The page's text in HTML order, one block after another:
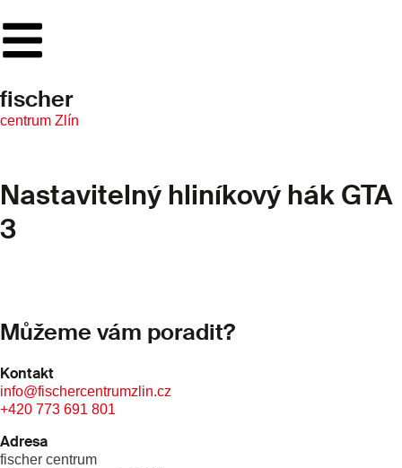
fischer
centrum Zlín
Nastavitelný hliníkový hák GTA
3
Můžeme vám poradit?
Kontakt
info@fischercentrumzlin.cz
+420 773 691 801
Adresa
fischer centrum